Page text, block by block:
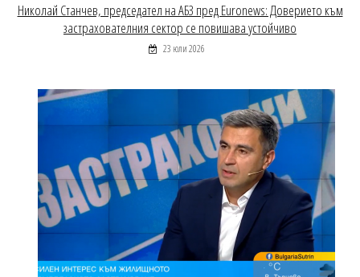
Николай Станчев, председател на АБЗ пред Euronews: Доверието към
застрахователния сектор се повишава устойчиво
23 юли 2026